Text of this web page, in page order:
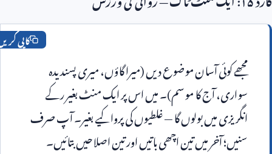
مجھے کوئی آسان موضوع دیں (میرا گاؤں، میری پسندیدہ
سواری، آج کا موسم)۔ میں اس پر ایک منٹ بغیر رکے
انگریزی میں بولوں گا — غلطیوں کی پروا کیے بغیر۔ آپ صرف
آخر میں تین اچھی باتیں اور تین اصلاحیں بتائیں۔
کاپی کریں